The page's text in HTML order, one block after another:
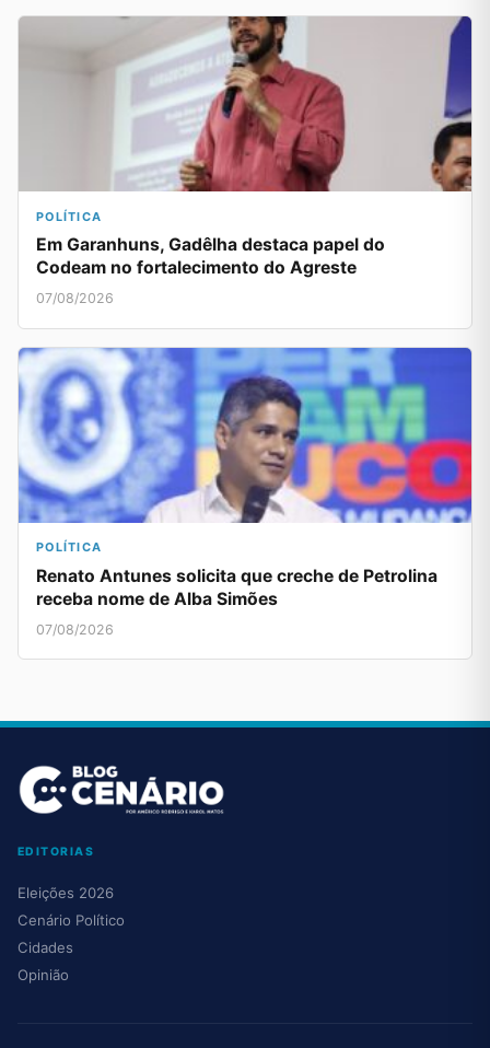
POLÍTICA
Em Garanhuns, Gadêlha destaca papel do
Codeam no fortalecimento do Agreste
07/08/2026
POLÍTICA
Renato Antunes solicita que creche de Petrolina
receba nome de Alba Simões
07/08/2026
EDITORIAS
Eleições 2026
Cenário Político
Cidades
Opinião